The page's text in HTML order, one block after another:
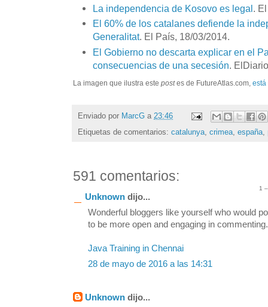
La independencia de Kosovo es legal.
El 60% de los catalanes defiende la
Generalitat. El País, 18/03/2014.
El Gobierno no descarta explicar en el
consecuencias de una secesión .
La imagen que ilustra este postes de FutureAtlas.com, está
Enviado por MarcG a 23:46
Etiquetas de comentarios: catalunya, crimea, españa,
591 comentarios:
1
Unknown dijo...
Wonderful bloggers like yourself who would
to be more open and engaging in
Java Training in Chennai
28 de mayo de 2016 a las 14:31
Unknown dijo...